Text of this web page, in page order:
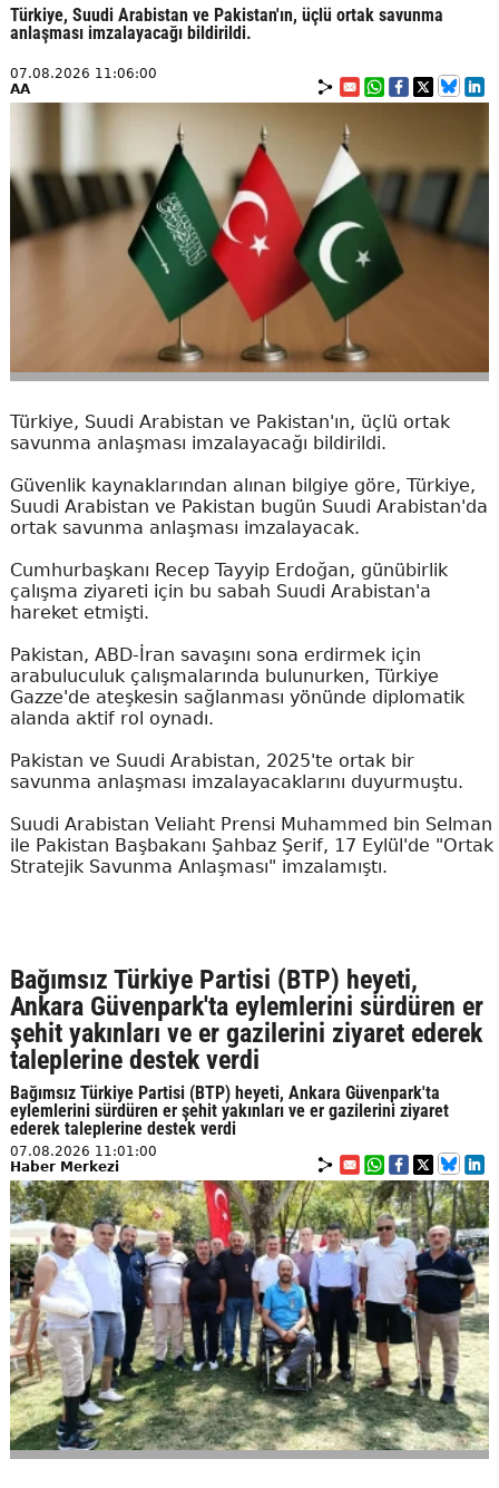
Türkiye, Suudi Arabistan ve Pakistan'ın, üçlü ortak savunma
anlaşması imzalayacağı bildirildi.
07.08.2026 11:06:00
AA
Türkiye, Suudi Arabistan ve Pakistan'ın, üçlü ortak
savunma anlaşması imzalayacağı bildirildi.
Güvenlik kaynaklarından alınan bilgiye göre, Türkiye,
Suudi Arabistan ve Pakistan bugün Suudi Arabistan'da
ortak savunma anlaşması imzalayacak.
Cumhurbaşkanı Recep Tayyip Erdoğan, günübirlik
çalışma ziyareti için bu sabah Suudi Arabistan'a
hareket etmişti.
Pakistan, ABD-İran savaşını sona erdirmek için
arabuluculuk çalışmalarında bulunurken, Türkiye
Gazze'de ateşkesin sağlanması yönünde diplomatik
alanda aktif rol oynadı.
Pakistan ve Suudi Arabistan, 2025'te ortak bir
savunma anlaşması imzalayacaklarını duyurmuştu.
Suudi Arabistan Veliaht Prensi Muhammed bin Selman
ile Pakistan Başbakanı Şahbaz Şerif, 17 Eylül'de "Ortak
Stratejik Savunma Anlaşması" imzalamıştı.
Bağımsız Türkiye Partisi (BTP) heyeti,
Ankara Güvenpark'ta eylemlerini sürdüren er
şehit yakınları ve er gazilerini ziyaret ederek
taleplerine destek verdi
Bağımsız Türkiye Partisi (BTP) heyeti, Ankara Güvenpark'ta
eylemlerini sürdüren er şehit yakınları ve er gazilerini ziyaret
ederek taleplerine destek verdi
07.08.2026 11:01:00
Haber Merkezi